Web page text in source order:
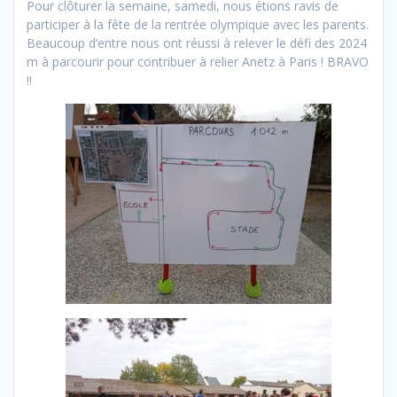
Pour clôturer la semaine, samedi, nous étions ravis de
participer à la fête de la rentrée olympique avec les parents.
Beaucoup d’entre nous ont réussi à relever le défi des 2024
m à parcourir pour contribuer à relier Anetz à Paris ! BRAVO
!!